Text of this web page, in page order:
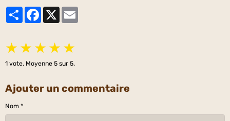
PartagerFacebook
★ ★ ★ ★ ★
1 vote. Moyenne 5 sur 5.
Ajouter un commentaire
Nom